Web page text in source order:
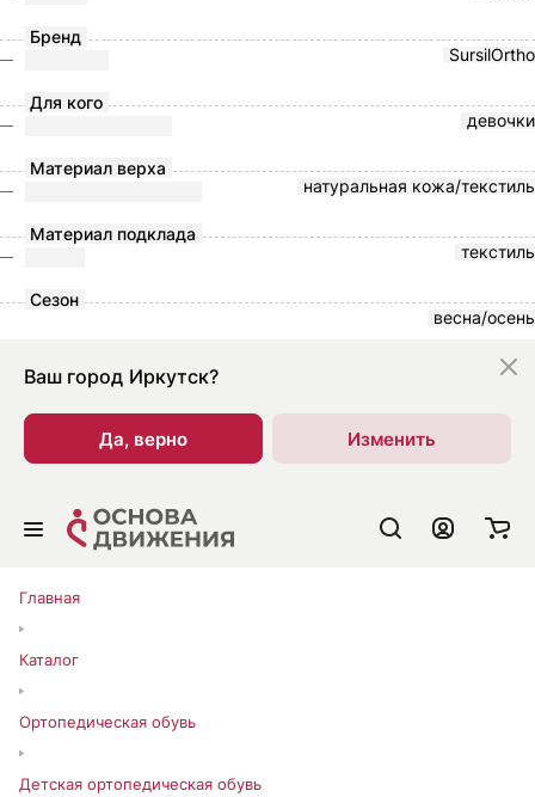
Бренд
SursilOrtho
Для кого
девочки
Материал верха
натуральная кожа/текстиль
Материал подклада
текстиль
Сезон
весна/осень
Ваш город Иркутск?
Да, верно Изменить
Главная
Каталог
Ортопедическая обувь
Детская ортопедическая обувь